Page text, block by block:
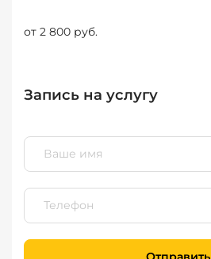
от 2 800 руб.
Запись на услугу